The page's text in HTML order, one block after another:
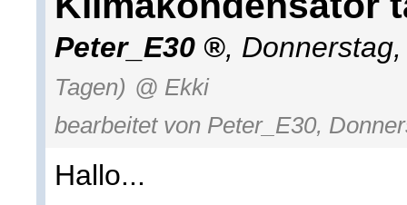
Peter_E30 ,
Tagen) @ Ekki
bearbeitet von Peter_E30,
Hallo...